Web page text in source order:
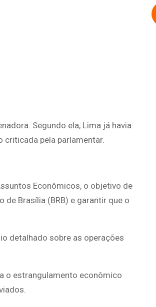
Segundo ela, Lima já havia
pela parlamentar.
Econômicos, o objetivo de
Brasília (BRB) e garantir que o
detalhado sobre as operações
o estrangulamento econômico